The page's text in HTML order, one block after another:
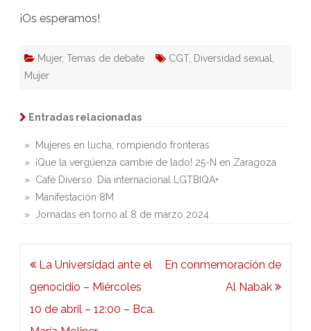
¡Os esperamos!
Mujer, Temas de debate CGT, Diversidad sexual
Mujer
Entradas relacionadas
» Mujeres en lucha, rompiendo fronteras
» ¡Que la vergüenza cambie de lado! 25-N en Zaragoza
» Café Diverso. Día internacional LGTBIQA+
» Manifestación 8M
» Jornadas en torno al 8 de marzo 2024
Navegación
de
entradas
La Universidad ante el
genocidio – Miércoles
10 de abril – 12:00 – Bca.
En conmemoración de
Al Nabak